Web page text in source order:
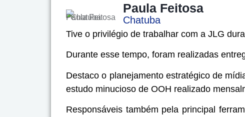
Paula Feitosa
Chatuba
Tive o privilégio de trabalhar com a JLG
Durante esse tempo, foram realizadas
Destaco o planejamento estratégico de
estudo minucioso de OOH realizado
Responsáveis também pela principal